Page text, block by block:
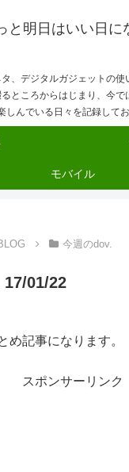
と明日はいい日に
、デジタルガジェットの
ところからはじまり、今
しんでいる日々を記録してお
モバイル
今週のdov.
01/22
め記事になります。
スポンサーリンク